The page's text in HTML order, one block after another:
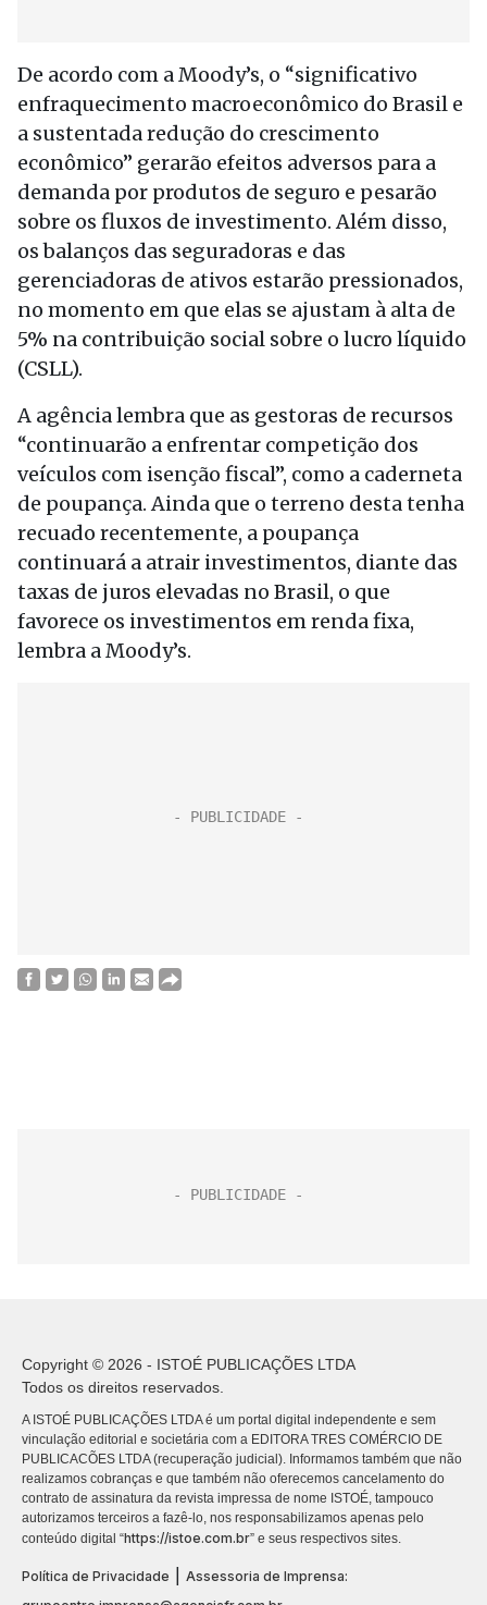
De acordo com a Moody’s, o “significativo
enfraquecimento macroeconômico do Brasil e
a sustentada redução do crescimento
econômico” gerarão efeitos adversos para a
demanda por produtos de seguro e pesarão
sobre os fluxos de investimento. Além disso,
os balanços das seguradoras e das
gerenciadoras de ativos estarão pressionados,
no momento em que elas se ajustam à alta de
5% na contribuição social sobre o lucro líquido
(CSLL).
A agência lembra que as gestoras de recursos
“continuarão a enfrentar competição dos
veículos com isenção fiscal”, como a caderneta
de poupança. Ainda que o terreno desta tenha
recuado recentemente, a poupança
continuará a atrair investimentos, diante das
taxas de juros elevadas no Brasil, o que
favorece os investimentos em renda fixa,
lembra a Moody’s.
Copyright © 2026 - ISTOÉ PUBLICAÇÕES LTDA
Todos os direitos reservados.
A ISTOÉ PUBLICAÇÕES LTDA é um portal digital independente e sem
vinculação editorial e societária com a EDITORA TRES COMÉRCIO DE
PUBLICACÕES LTDA (recuperação judicial). Informamos também que não
realizamos cobranças e que também não oferecemos cancelamento do
contrato de assinatura da revista impressa de nome ISTOÉ, tampouco
autorizamos terceiros a fazê-lo, nos responsabilizamos apenas pelo
conteúdo digital “https://istoe.com.br” e seus respectivos sites.
Política de Privacidade
Assessoria de Imprensa: